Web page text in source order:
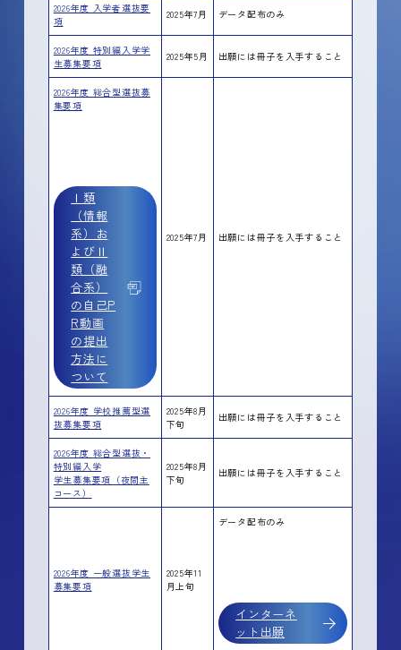
2026年度 入学者選抜要
項
2025年7月 データ配布のみ
2026年度 特別編入学学
生募集要項
2025年5月 出願には冊子を入手すること
2026年度 総合型選抜募
集要項
Ⅰ類
（情報
系）お
よびⅡ
類（融
合系）
の自己P
R動画
の提出
方法に
ついて
2025年7月 出願には冊子を入手すること
2026年度 学校推薦型選
抜募集要項
2025年8月
下旬
出願には冊子を入手すること
2026年度 総合型選抜・
特別編入学
学生募集要項（夜間主
コース）
2025年8月
下旬
出願には冊子を入手すること
2026年度 一般選抜学生
募集要項
2025年11
月上旬
データ配布のみ
インターネ
ット出願